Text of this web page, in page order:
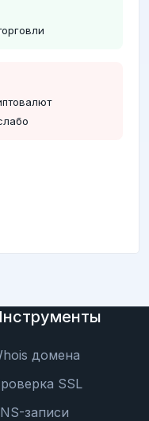
домена
SSL
записи